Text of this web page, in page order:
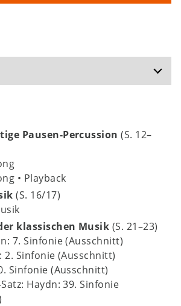
Pausen-Percussion (S. 12–
• Playback
(S. 16/17)
klassischen Musik (S. 21–23)
7. Sinfonie (Ausschnitt)
2. Sinfonie (Ausschnitt)
Sinfonie (Ausschnitt)
Haydn: 39. Sinfonie